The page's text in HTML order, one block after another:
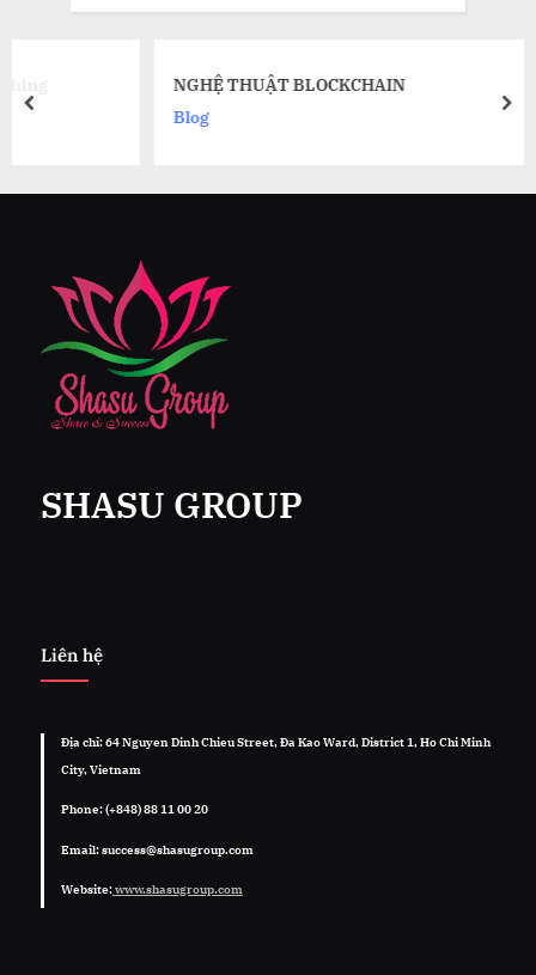
NGHỆ THUẬT BLOCKCHAIN
prev
SHASU GROUP
Liên hệ
Địa chỉ: 64 Nguyen Dinh Chieu Street, Đa Kao Ward, District 1, Ho Chi Minh
City, Vietnam
Phone: (+848) 88 11 00 20
Email: success@shasugroup.com
Website:www.shasugroup.com